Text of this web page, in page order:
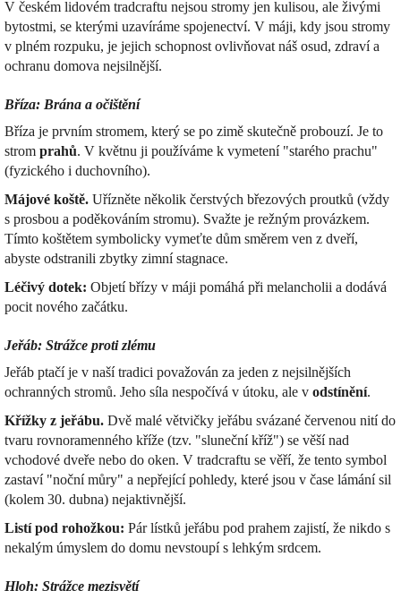
V českém lidovém tradcraftu nejsou stromy jen kulisou, ale živými
bytostmi, se kterými uzavíráme spojenectví. V máji, kdy jsou stromy
v plném rozpuku, je jejich schopnost ovlivňovat náš osud, zdraví a
ochranu domova nejsilnější.
Bříza: Brána a očištění
Bříza je prvním stromem, který se po zimě skutečně probouzí. Je to
strom prahů. V květnu ji používáme k vymetení "starého prachu"
(fyzického i duchovního).
Májové koště. Uřízněte několik čerstvých březových proutků (vždy
s prosbou a poděkováním stromu). Svažte je režným provázkem.
Tímto koštětem symbolicky vymeťte dům směrem ven z dveří,
abyste odstranili zbytky zimní stagnace.
Léčivý dotek: Objetí břízy v máji pomáhá při melancholii a dodává
pocit nového začátku.
Jeřáb: Strážce proti zlému
Jeřáb ptačí je v naší tradici považován za jeden z nejsilnějších
ochranných stromů. Jeho síla nespočívá v útoku, ale v odstínění.
Křížky z jeřábu. Dvě malé větvičky jeřábu svázané červenou nití do
tvaru rovnoramenného kříže (tzv. "sluneční kříž") se věší nad
vchodové dveře nebo do oken. V tradcraftu se věří, že tento symbol
zastaví "noční můry" a nepřející pohledy, které jsou v čase lámání sil
(kolem 30. dubna) nejaktivnější.
Listí pod rohožkou: Pár lístků jeřábu pod prahem zajistí, že nikdo s
nekalým úmyslem do domu nevstoupí s lehkým srdcem.
Hloh: Strážce mezisvětí